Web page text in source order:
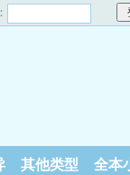
其他类型 全本